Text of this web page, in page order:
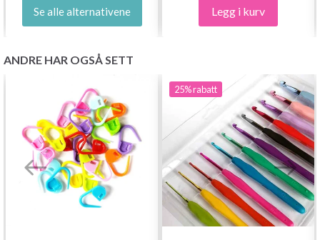
Se alle alternativene Legg i kurv
ANDRE HAR OGSÅ SETT
25%rabatt